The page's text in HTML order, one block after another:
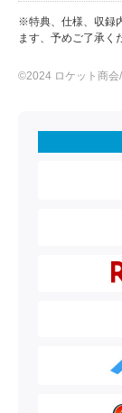
※特典、仕様、収録
ます、予めご了承く
©2024 ロケット商会